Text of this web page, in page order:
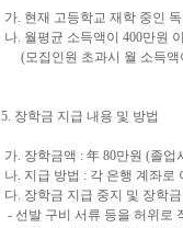
가. 현재 고등학교 재학 중인
나. 월평균 소득액이 400만원
(모집인원 초과시 월 소득액
5. 장학금 지급 내용 및 방법
가. 장학금액 : 年 80만원 (졸
나. 지급 방법 : 각 은행 계좌로
다. 장학금 지급 중지 및 장학
- 선발 구비 서류 등을 허위로